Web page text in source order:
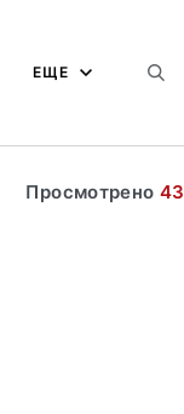
ЕЩЕ
Просмотрено 43